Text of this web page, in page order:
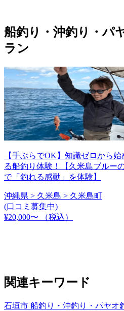
船釣り・沖釣り・パ
ラン
【手ぶらでOK】知識ゼロから始
る船釣り体験！【久米島ブルー
で「釣れる感動」を体験】
沖縄県 > 久米島 > 久米島町
(口コミ募集中)
¥20,000〜
（税込）
関連キーワード
石垣市 船釣り・沖釣り・パヤオ